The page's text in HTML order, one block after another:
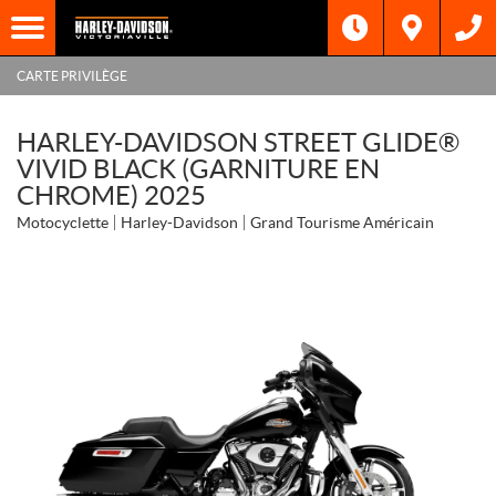
CARTE PRIVILÈGE
HARLEY-DAVIDSON STREET GLIDE®
VIVID BLACK (GARNITURE EN
CHROME) 2025
Motocyclette Harley-Davidson Grand Tourisme Américain